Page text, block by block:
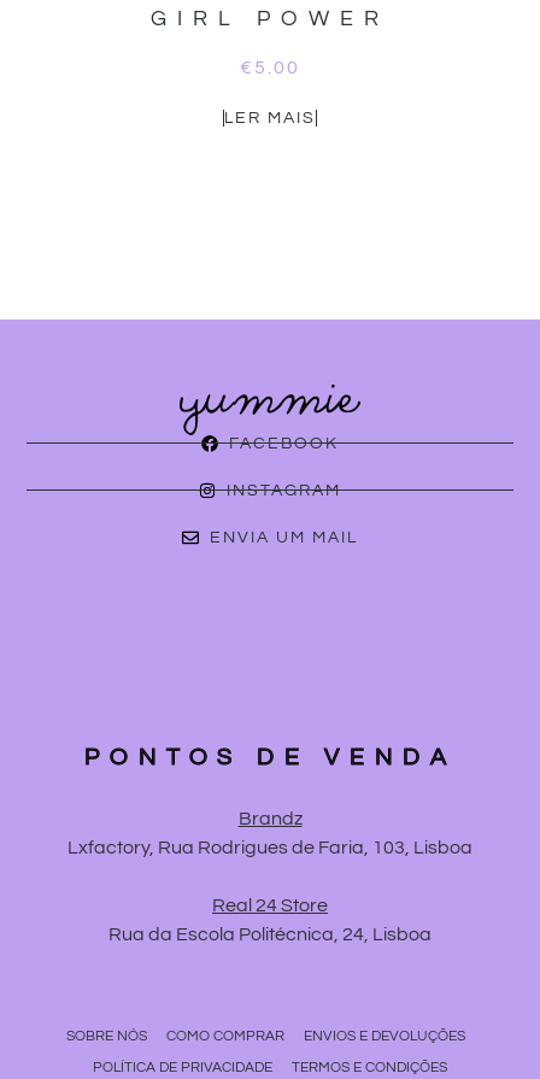
GIRL POWER
€ 5.00
LER MAIS
FACEBOOK
INSTAGRAM
ENVIA UM MAIL
PONTOS DE VENDA
Brandz
Lxfactory, Rua Rodrigues de Faria, 103, Lisboa
Real 24 Store
Rua da Escola Politécnica, 24, Lisboa
SOBRE NÓS COMO COMPRAR
ENVIOS E DEVOLUÇÕES
POLÍTICA DE PRIVACIDADE
TERMOS E CONDIÇÕES